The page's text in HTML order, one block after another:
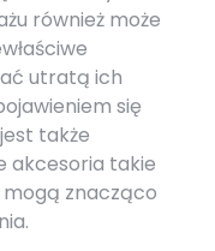
również może
utratą ich
się
także
akcesoria takie
znacząco